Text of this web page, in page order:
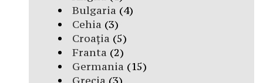
Bulgaria (4)
Cehia (3)
Croația (5)
Franta (2)
Germania (15)